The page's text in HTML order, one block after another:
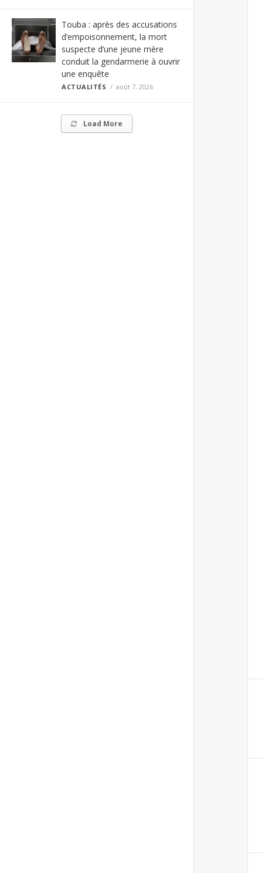
Touba : après des accusations
d’empoisonnement, la mort
suspecte d’une jeune mère
conduit la gendarmerie à ouvrir
une enquête
ACTUALITÉS août 7, 2026
Load More